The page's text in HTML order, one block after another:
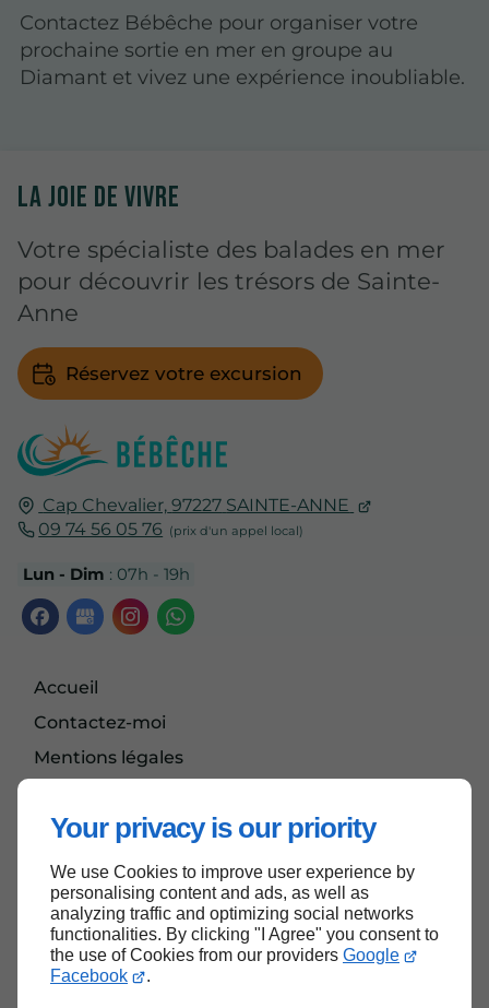
Your privacy is our priority
We use Cookies to improve user experience by
personalising content and ads, as well as
analyzing traffic and optimizing social networks
functionalities. By clicking "I Agree" you consent to
the use of Cookies from our providers Google
Facebook
.
Contactez Bébêche pour organiser votre
prochaine sortie en mer en groupe au
Diamant et vivez une expérience inoubliable.
Cap Chevalier, 97227 SAINTE-ANNE
09 74 56 05 76
Lun - Dim : 07h - 19h
Accueil
Contactez-moi
Mentions légales
LA JOIE DE VIVRE
Votre spécialiste des balades en mer
pour découvrir les trésors de Sainte-
Anne
Réservez votre excursion
Haut de page